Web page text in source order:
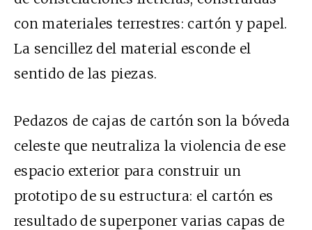
con materiales terrestres: cartón y papel.
La sencillez del material esconde el
sentido de las piezas.
Pedazos de cajas de cartón son la bóveda
celeste que neutraliza la violencia de ese
espacio exterior para construir un
prototipo de su estructura: el cartón es
resultado de superponer varias capas de